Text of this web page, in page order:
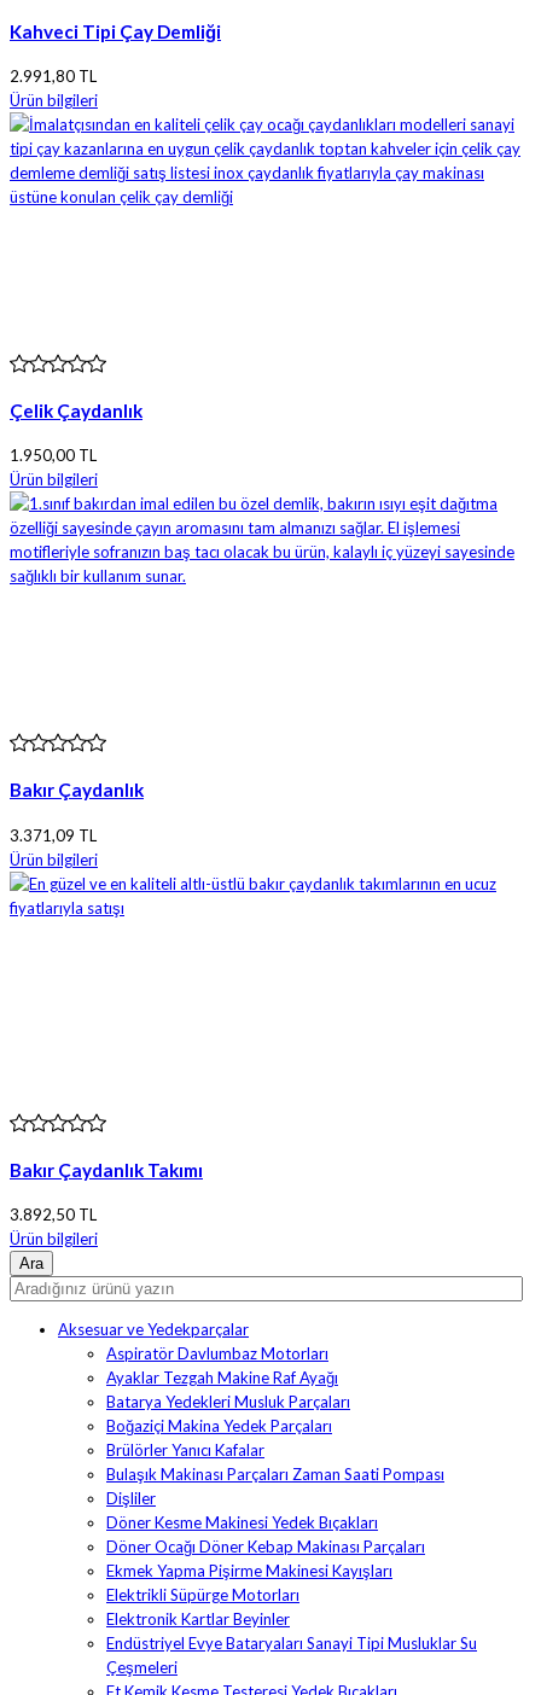
Kahveci Tipi Çay Demliği
2.991,80 TL
Ürün bilgileri
Çelik Çaydanlık
1.950,00 TL
Ürün bilgileri
Bakır Çaydanlık
3.371,09 TL
Ürün bilgileri
Bakır Çaydanlık Takımı
3.892,50 TL
Ürün bilgileri
Aksesuar ve Yedekparçalar
Aspiratör Davlumbaz Motorları
Ayaklar Tezgah Makine Raf Ayağı
Batarya Yedekleri Musluk Parçaları
Boğaziçi Makina Yedek Parçaları
Brülörler Yanıcı Kafalar
Bulaşık Makinası Parçaları Zaman Saati Pompası
Dişliler
Döner Kesme Makinesi Yedek Bıçakları
Döner Ocağı Döner Kebap Makinası Parçaları
Ekmek Yapma Pişirme Makinesi Kayışları
Elektrikli Süpürge Motorları
Elektronik Kartlar Beyinler
Endüstriyel Evye Bataryaları Sanayi Tipi Musluklar Su
Çeşmeleri